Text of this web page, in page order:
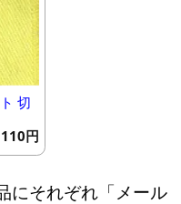
切
110円
にそれぞれ「メール